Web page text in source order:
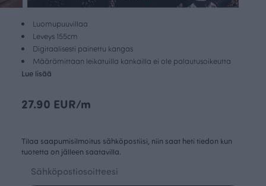
Luomupuuvillaa
Leveys 155cm
Digitaalisesti painettu kangas
Määrämittaan leikatuilla kankailla ei ole palautusoikeutta
Lue lisää
27.90 EUR/m
Tilaa saapumisilmoitus sähköpostiisi, niin saat heti tiedon kun
tuotetta on jälleen saatavilla.